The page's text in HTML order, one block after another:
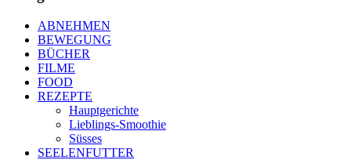
ABNEHMEN
BEWEGUNG
BÜCHER
FILME
FOOD
REZEPTE
Hauptgerichte
Lieblings-Smoothie
Süsses
SEELENFUTTER